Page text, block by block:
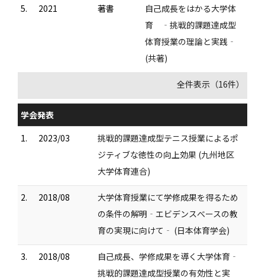
5. 2021 著書
自己成長をはかる大学体
育 ‐挑戦的課題達成型
体育授業の理論と実践‐
(共著)
全件表示（16件）
学会発表
1.
2023/03
挑戦的課題達成型テニス授業によるポ
ジティブな徳性の向上効果 (九州地区
大学体育連合)
2. 2018/08
大学体育授業にて学修成果を得るため
の条件の解明‐エビデンスべースの教
育の実現に向けて‐ (日本体育学会)
3. 2018/08
自己成長、学修成果を導く大学体育‐
挑戦的課題達成型授業の有効性と実